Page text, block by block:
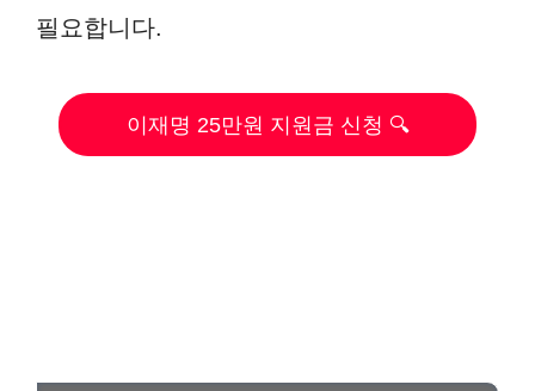
필요합니다.
이재명 25만원 지원금 신청 🔍